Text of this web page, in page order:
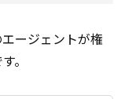
ージェントが権
。